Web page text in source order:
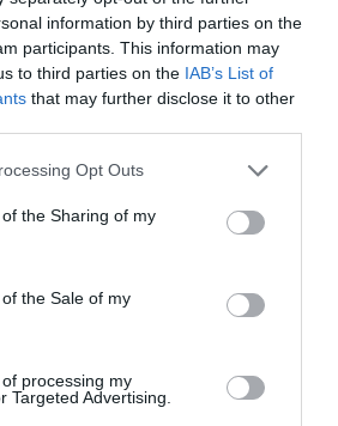
information by third parties on the
participants. This information may
to third parties on the IAB’s List of
that may further disclose it to other
Opt Outs
the Sharing of my
the Sale of my
processing my
Targeted Advertising.
como fuente preferida
forma gratuita
con las últimas noticias de actualidad.
loteria de navidad